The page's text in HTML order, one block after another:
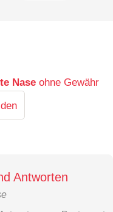
Nase ohne Gewähr
Antworten